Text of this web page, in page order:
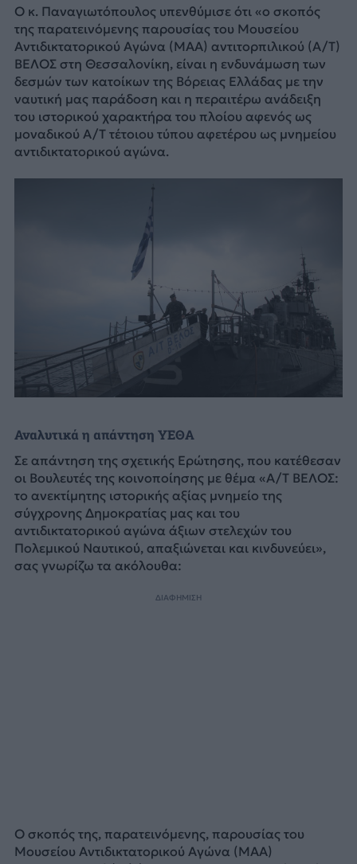
Ο κ. Παναγιωτόπουλος υπενθύμισε ότι «ο σκοπός
της παρατεινόμενης παρουσίας του Μουσείου
Αντιδικτατορικού Αγώνα (ΜΑΑ) αντιτορπιλικού (Α/Τ)
ΒΕΛΟΣ στη Θεσσαλονίκη, είναι η ενδυνάμωση των
δεσμών των κατοίκων της Βόρειας Ελλάδας με την
ναυτική μας παράδοση και η περαιτέρω ανάδειξη
του ιστορικού χαρακτήρα του πλοίου αφενός ως
μοναδικού Α/Τ τέτοιου τύπου αφετέρου ως μνημείου
αντιδικτατορικού αγώνα.
Αναλυτικά η απάντηση ΥΕΘΑ
Σε απάντηση της σχετικής Ερώτησης, που κατέθεσαν
οι Βουλευτές της κοινοποίησης με θέμα «Α/Τ ΒΕΛΟΣ:
το ανεκτίμητης ιστορικής αξίας μνημείο της
σύγχρονης Δημοκρατίας μας και του
αντιδικτατορικού αγώνα άξιων στελεχών του
Πολεμικού Ναυτικού, απαξιώνεται και κινδυνεύει»,
σας γνωρίζω τα ακόλουθα:
ΔΙΑΦΗΜΙΣΗ
Ο σκοπός της, παρατεινόμενης, παρουσίας του
Μουσείου Αντιδικτατορικού Αγώνα (ΜΑΑ)